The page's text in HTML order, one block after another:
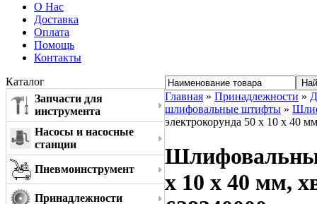
О Нас
Доставка
Оплата
Помощь
Контакты
Каталог
Запчасти для
инструмента
Насосы и насосные
станции
Пневмоинструмент
Принадлежности
Главная » Принадлежности »
шлифовальные штифты »
электрокорунда 50 x 10 x 40
x 10 x 40 мм,